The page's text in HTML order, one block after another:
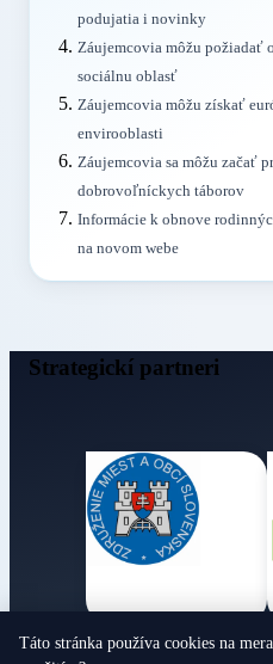
podujatia i novinky
Záujemcovia môžu požiadať
sociálnu oblasť
Záujemcovia môžu získať
envirooblasti
Záujemcovia sa môžu začať
dobrovoľníckych táborov
Informácie k obnove
na novom webe
Strategickí partneri
Obecné noviny
Táto stránka používa cookies na